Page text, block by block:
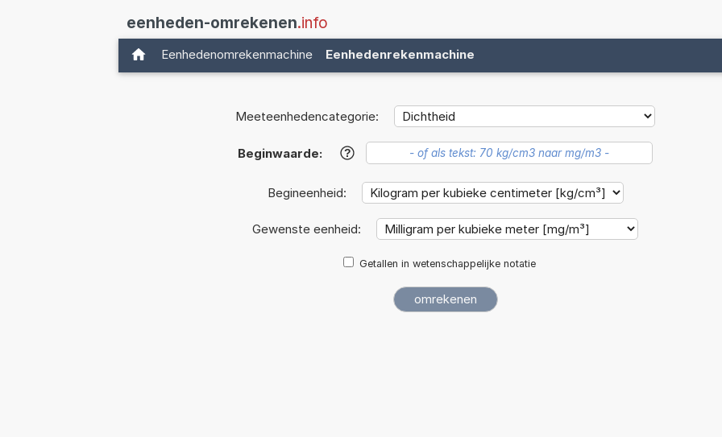
eenheden-omrekenen.info
Eenhedenomrekenmachine Eenhedenrekenmachine
Meeteenhedencategorie:
Beginwaarde: ?
Begineenheid:
Gewenste eenheid:
Getallen in wetenschappelijke notatie